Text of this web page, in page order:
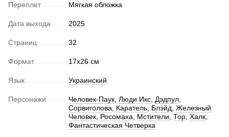
Переплет Мягкая обложка
Дата выхода 2025
Страниц 32
Формат 17x26 см
Язык Украинский
Персонажи Человек-Паук, Люди Икс, Дэдпул,
Сорвиголова, Каратель, Блэйд, Железный
Человек, Росомаха, Мстители, Тор, Халк,
Фантастическая Четверка